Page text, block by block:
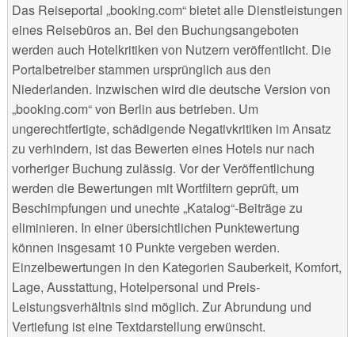
Das Reiseportal „booking.com“ bietet alle Dienstleistungen
eines Reisebüros an. Bei den Buchungsangeboten
werden auch Hotelkritiken von Nutzern veröffentlicht. Die
Portalbetreiber stammen ursprünglich aus den
Niederlanden. Inzwischen wird die deutsche Version von
„booking.com“ von Berlin aus betrieben. Um
ungerechtfertigte, schädigende Negativkritiken im Ansatz
zu verhindern, ist das Bewerten eines Hotels nur nach
vorheriger Buchung zulässig. Vor der Veröffentlichung
werden die Bewertungen mit Wortfiltern geprüft, um
Beschimpfungen und unechte „Katalog“-Beiträge zu
eliminieren. In einer übersichtlichen Punktewertung
können insgesamt 10 Punkte vergeben werden.
Einzelbewertungen in den Kategorien Sauberkeit, Komfort,
Lage, Ausstattung, Hotelpersonal und Preis-
Leistungsverhältnis sind möglich. Zur Abrundung und
Vertiefung ist eine Textdarstellung erwünscht.